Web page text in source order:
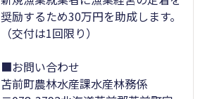
奨励するため30万円を助成します。
（交付は1回限り）
■お問い合わせ
苫前町農林水産課水産林務係